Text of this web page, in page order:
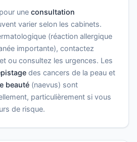
une consultation
varier selon les cabinets.
(réaction allergique
importante), contactez
ou consultez les urgences. Les
des cancers de la peau et
beauté (naevus) sont
particulièrement si vous
de risque.